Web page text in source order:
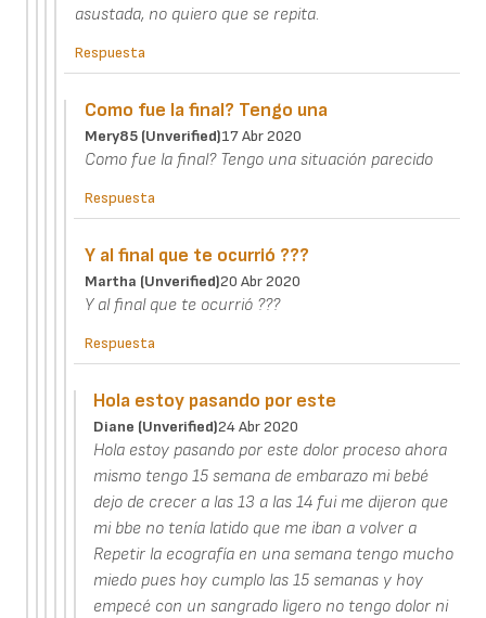
asustada, no quiero que se repita.
Respuesta
Como fue la final? Tengo una
Mery85 (unverified)17 Abr 2020
Como fue la final? Tengo una situación parecido
Respuesta
Y al final que te ocurrió ???
Martha (unverified)20 Abr 2020
Y al final que te ocurrió ???
Respuesta
Hola estoy pasando por este
Diane (unverified)24 Abr 2020
Hola estoy pasando por este dolor proceso ahora
mismo tengo 15 semana de embarazo mi bebé
dejo de crecer a las 13 a las 14 fui me dijeron que
mi bbe no tenía latido que me iban a volver a
Repetir la ecografía en una semana tengo mucho
miedo pues hoy cumplo las 15 semanas y hoy
empecé con un sangrado ligero no tengo dolor ni